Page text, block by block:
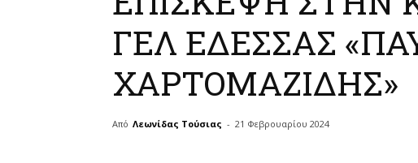
ΓΕΛ ΕΔΕΣΣΑΣ
ΧΑΡΤΟΜΑΖΙΔΗΣ»
Από Λεωνίδας Τούσιας - 21 Φεβρουαρίου 2024